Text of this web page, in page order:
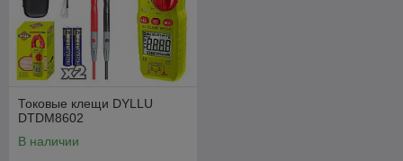
Токовые клещи DYLLU
DTDM8602
В наличии